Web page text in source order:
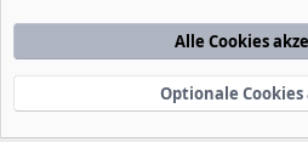
Nutzungsbedingungen
Startseite
e
Community platform by XenForo® © 2010-
xenDach©2010-2014
Alle Cookies
Optionale